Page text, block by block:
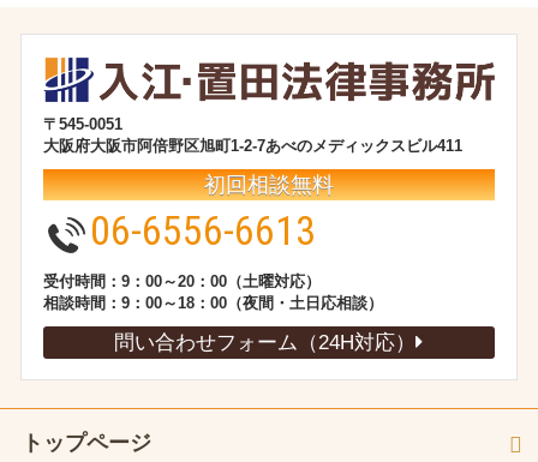
〒545-0051
大阪府大阪市阿倍野区旭町1-2-7あべのメディックスビル411
初回相談無料
06-6556-6613
受付時間：9：00～20：00（土曜対応）
相談時間：9：00～18：00（夜間・土日応相談）
問い合わせフォーム（24H対応）
トップページ